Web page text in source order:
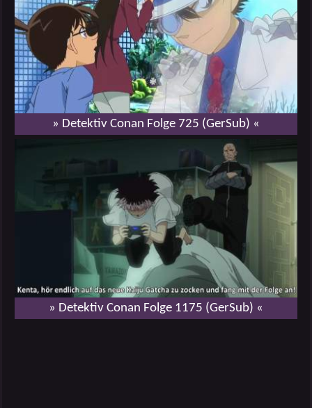
» Detektiv Conan Folge 725 (GerSub) «
» Detektiv Conan Folge 1175 (GerSub) «